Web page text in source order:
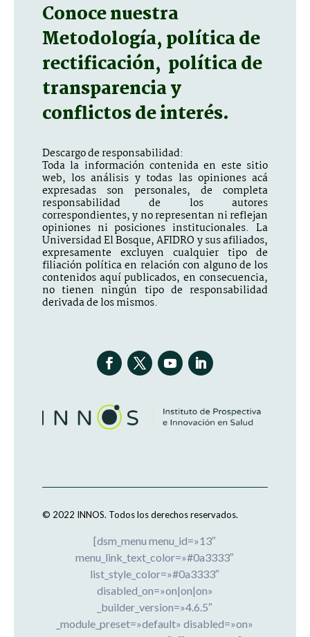
Conoce nuestra
Metodología, política de
rectificación, política de
transparencia y
conflictos de interés.
Descargo de responsabilidad:
Toda la información contenida en este sitio
web, los análisis y todas las opiniones acá
expresadas son personales, de completa
responsabilidad de los autores
correspondientes, y no representan ni reflejan
opiniones ni posiciones institucionales. La
Universidad El Bosque, AFIDRO y sus afiliados,
expresamente excluyen cualquier tipo de
filiación política en relación con alguno de los
contenidos aquí publicados, en consecuencia,
no tienen ningún tipo de responsabilidad
derivada de los mismos.
© 2022 INNOS. Todos los derechos reservados.
[dsm_menu menu_id=»13″
menu_link_text_color=»#0a3333″
list_style_color=»#0a3333″
disabled_on=»on|on|on»
_builder_version=»4.6.5″
_module_preset=»default» disabled=»on»